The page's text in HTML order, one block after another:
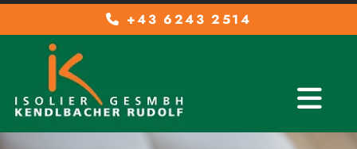
 +43 6243 2514